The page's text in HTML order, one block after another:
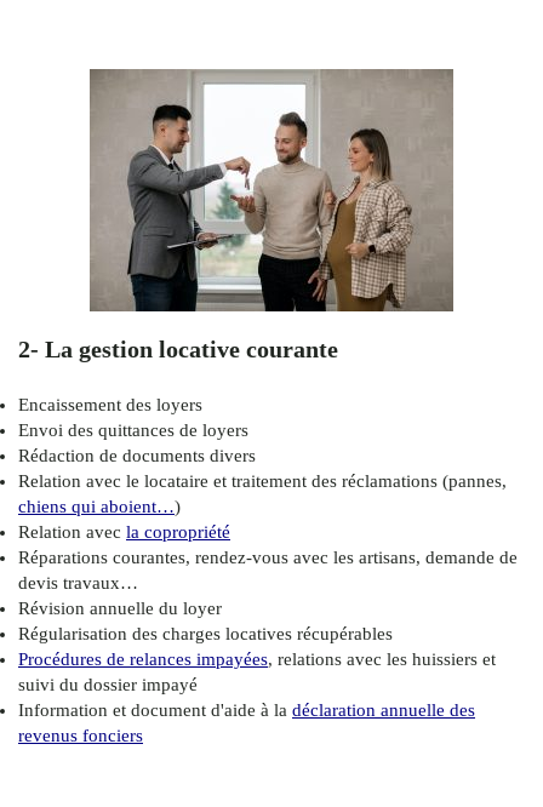
2- La gestion locative courante
Encaissement des loyers
Envoi des quittances de loyers
Rédaction de documents divers
Relation avec le locataire et traitement des réclamations (pannes,
chiens qui aboient…)
Relation avec la copropriété
Réparations courantes, rendez-vous avec les artisans, demande de
devis travaux…
Révision annuelle du loyer
Régularisation des charges locatives récupérables
Procédures de relances impayées, relations avec les huissiers et
suivi du dossier impayé
Information et document d'aide à la déclaration annuelle des
revenus fonciers